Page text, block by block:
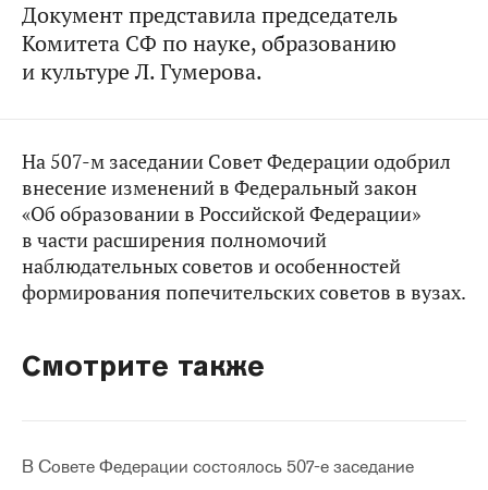
Документ представила председатель
Комитета СФ по науке, образованию
и культуре Л. Гумерова.
На 507-м заседании Совет Федерации одобрил
внесение изменений в Федеральный закон
«Об образовании в Российской Федерации»
в части расширения полномочий
наблюдательных советов и особенностей
формирования попечительских советов в вузах.
Смотрите также
В Совете Федерации состоялось 507-е заседание